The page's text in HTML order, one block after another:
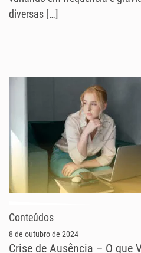
diversas […]
Conteúdos
8 de outubro de 2024
Crise de Ausência – O que